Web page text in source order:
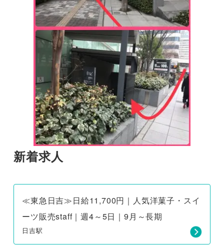
新着求人
≪東急日吉≫日給11,700円｜人気洋菓子・スイ
ーツ販売staff｜週4～5日｜9月～長期
日吉駅